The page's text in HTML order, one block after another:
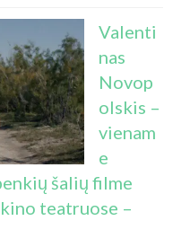
Valenti
nas
Novop
olskis –
vienam
e
šalių filme
teatruose –